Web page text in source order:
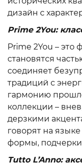
дизайн с
Prime 2You:
Prime 2You – это
становятся
соединяет
традиций с
гармонию
коллекции –
дерзкими
говорят на
формы,
Tutto L’Anno: